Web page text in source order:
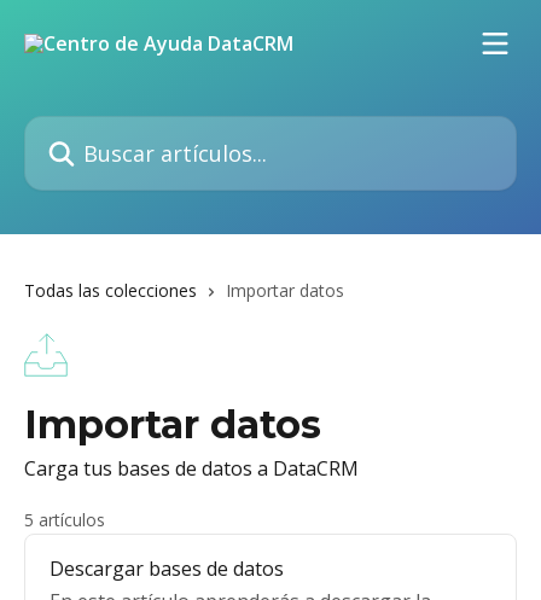
Buscar artículos...
Todas las colecciones Importar datos
Importar datos
Carga tus bases de datos a DataCRM
5 artículos
Descargar bases de datos